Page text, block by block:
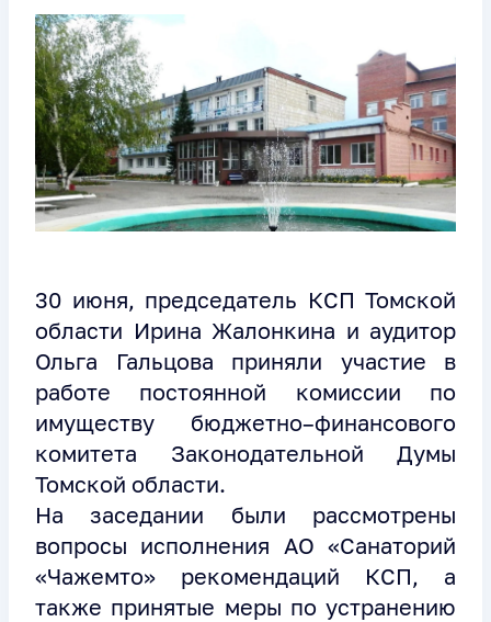
30 июня, председатель КСП Томской
области Ирина Жалонкина и аудитор
Ольга Гальцова приняли участие в
работе постоянной комиссии по
имуществу бюджетно–финансового
комитета Законодательной Думы
Томской области.
На заседании были рассмотрены
вопросы исполнения АО «Санаторий
«Чажемто» рекомендаций КСП, а
также принятые меры по устранению